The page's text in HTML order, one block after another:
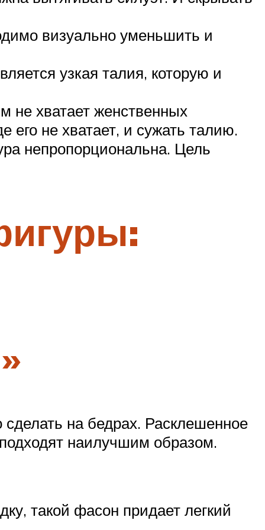
визуально уменьшить и
узкая талия, которую и
не хватает женственных
его не хватает, и сужать талию.
непропорциональна. Цель
на бедрах. Расклешенное
наилучшим образом.
такой фасон придает легкий